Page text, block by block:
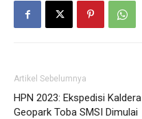
Artikel Sebelumnya
HPN 2023: Ekspedisi Kaldera
Geopark Toba SMSI Dimulai